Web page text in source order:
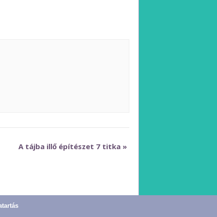
A tájba illő építészet 7 titka »